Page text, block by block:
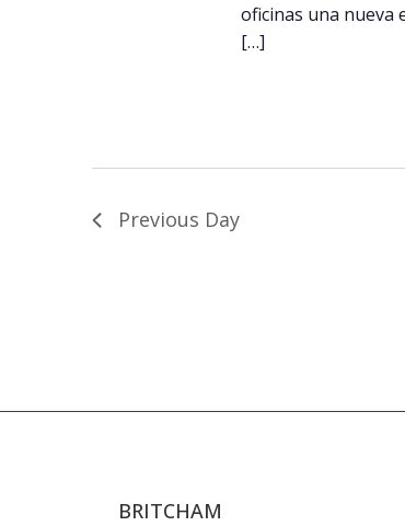
oficinas una nueva
[…]
Previous Day
BRITCHAM